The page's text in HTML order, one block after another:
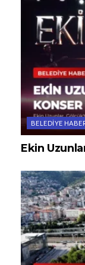
BELEDIYE
Ekin